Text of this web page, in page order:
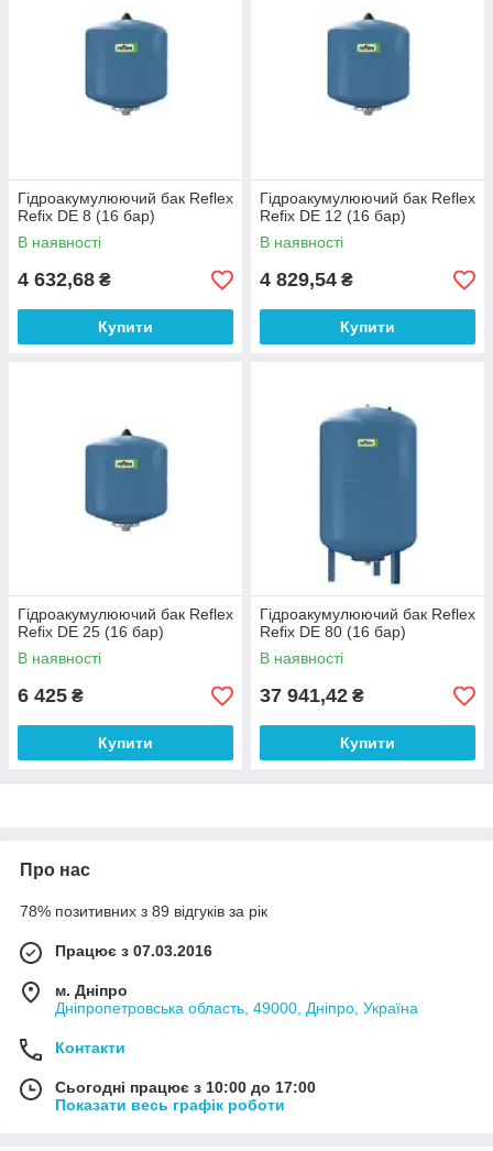
Гідроакумулюючий бак Reflex
Refix DE 8 (16 бар)
В наявності
4 632,68 ₴
Купити
Гідроакумулюючий бак Reflex
Refix DE 12 (16 бар)
В наявності
4 829,54 ₴
Купити
Гідроакумулюючий бак Reflex
Refix DE 25 (16 бар)
В наявності
6 425 ₴
Купити
Гідроакумулюючий бак Reflex
Refix DE 80 (16 бар)
В наявності
37 941,42 ₴
Купити
Про нас
78% позитивних з 89 відгуків за рік
Працює з 07.03.2016
м. Дніпро
Дніпропетровська область, 49000, Дніпро, Україна
Контакти
Сьогодні працює з 10:00 до 17:00
Показати весь графік роботи